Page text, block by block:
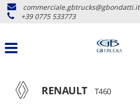
commerciale.gbtrucks@gbondatti.it
+39 0775 533773
RENAULT T460